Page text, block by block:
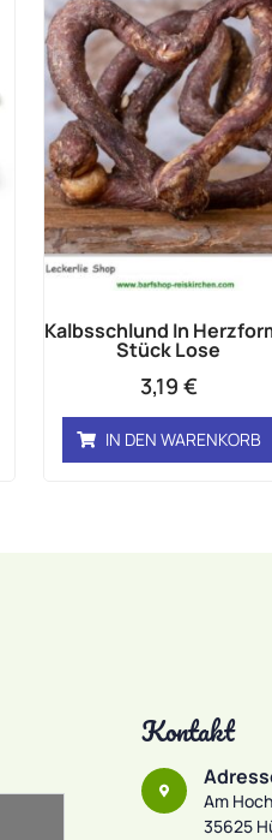
Kalbsschlund In
Stück Lose
3,19 €
IN DEN WARENKORB
Kontakt
Am
35625